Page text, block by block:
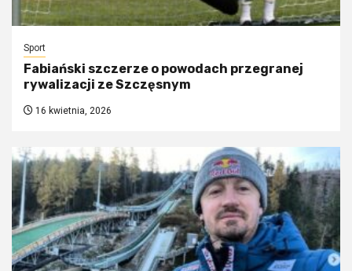
Sport
Fabiański szczerze o powodach przegranej
rywalizacji ze Szczęsnym
16 kwietnia, 2026